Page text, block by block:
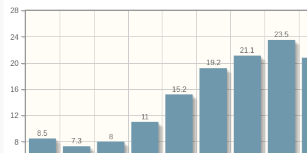
8
12
16
20
24
28
23.5
21.1
19.2
15.2
11
8
7.3
8.5